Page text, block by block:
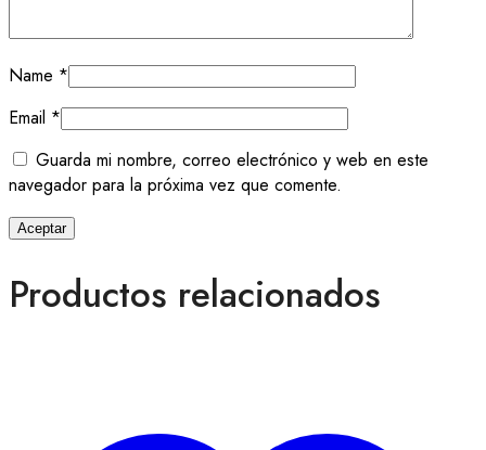
Name *
Email *
Guarda mi nombre, correo electrónico y web en este
navegador para la próxima vez que comente.
Productos relacionados